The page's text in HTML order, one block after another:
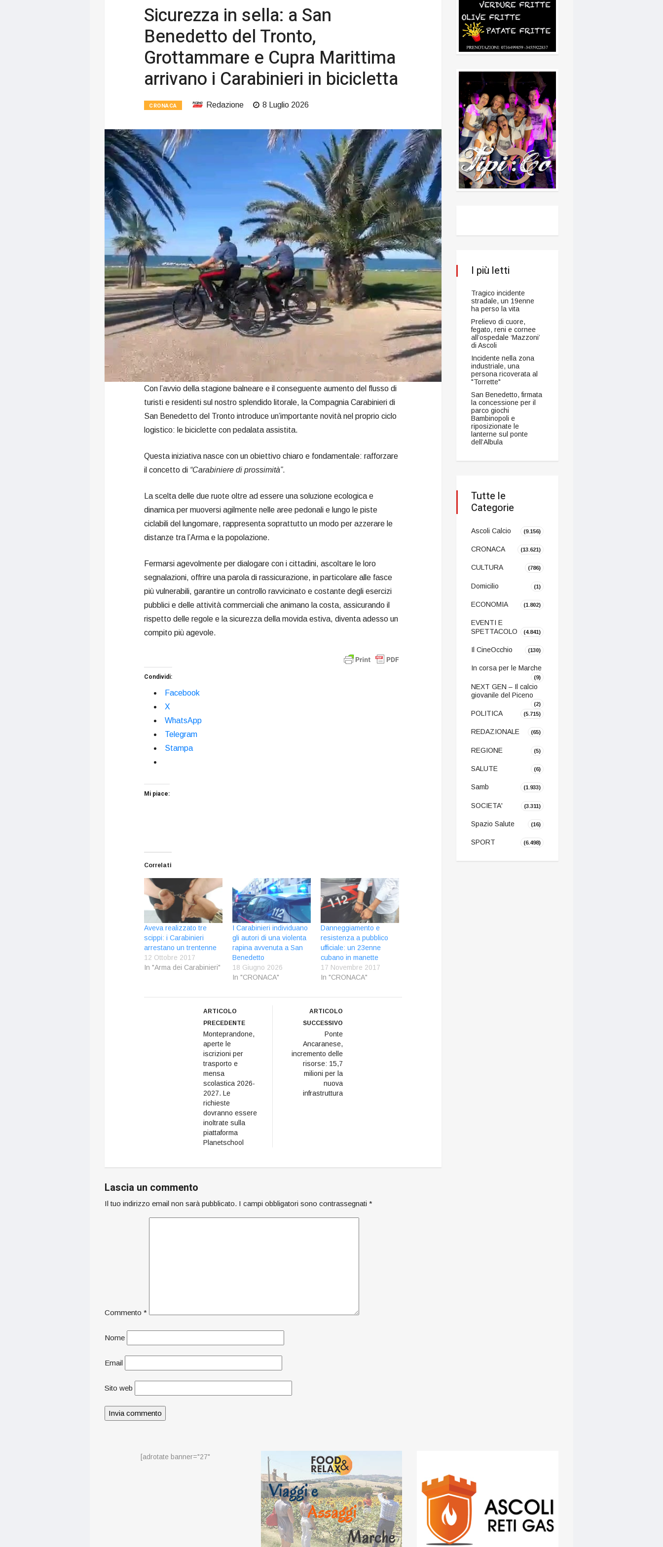
Sicurezza in sella: a San
Benedetto del Tronto,
Grottammare e Cupra Marittima
arrivano i Carabinieri in bicicletta
CRONACA Redazione 8 Luglio 2026
Con l’avvio della stagione balneare e il conseguente aumento del flusso di
turisti e residenti sul nostro splendido litorale, la Compagnia Carabinieri di
San Benedetto del Tronto introduce un’importante novità nel proprio ciclo
logistico: le biciclette con pedalata assistita.
Questa iniziativa nasce con un obiettivo chiaro e fondamentale: rafforzare
il concetto di “Carabiniere di prossimità”.
La scelta delle due ruote oltre ad essere una soluzione ecologica e
dinamica per muoversi agilmente nelle aree pedonali e lungo le piste
ciclabili del lungomare, rappresenta soprattutto un modo per azzerare le
distanze tra l’Arma e la popolazione.
Fermarsi agevolmente per dialogare con i cittadini, ascoltare le loro
segnalazioni, offrire una parola di rassicurazione, in particolare alle fasce
più vulnerabili, garantire un controllo ravvicinato e costante degli esercizi
pubblici e delle attività commerciali che animano la costa, assicurando il
rispetto delle regole e la sicurezza della movida estiva, diventa adesso un
compito più agevole.
Condividi:
Facebook
X
WhatsApp
Telegram
Stampa
Mi piace:
Correlati
Aveva realizzato tre
scippi: i Carabinieri
arrestano un trentenne
12 Ottobre 2017
In "Arma dei Carabinieri"
I Carabinieri individuano
gli autori di una violenta
rapina avvenuta a San
Benedetto
18 Giugno 2026
In "CRONACA"
Danneggiamento e
resistenza a pubblico
ufficiale: un 23enne
cubano in manette
17 Novembre 2017
In "CRONACA"
ARTICOLO
PRECEDENTE
Monteprandone,
aperte le
iscrizioni per
trasporto e
mensa
scolastica 2026-
2027. Le
richieste
dovranno essere
inoltrate sulla
piattaforma
Planetschool
ARTICOLO
SUCCESSIVO
Ponte
Ancaranese,
incremento delle
risorse: 15,7
milioni per la
nuova
infrastruttura
Lascia un commento
Il tuo indirizzo email non sarà pubblicato. I campi obbligatori sono contrassegnati *
Commento *
Nome
Email
Sito web
I più letti
Tragico incidente
stradale, un 19enne
ha perso la vita
Prelievo di cuore,
fegato, reni e cornee
all’ospedale ‘Mazzoni’
di Ascoli
Incidente nella zona
industriale, una
persona ricoverata al
"Torrette"
San Benedetto, firmata
la concessione per il
parco giochi
Bambinopoli e
riposizionate le
lanterne sul ponte
dell’Albula
Tutte le
Categorie
Ascoli Calcio (9.156)
CRONACA (13.621)
CULTURA (786)
Domicilio (1)
ECONOMIA (1.802)
EVENTI E
SPETTACOLO
(4.841)
Il CineOcchio (130)
In corsa per le Marche
(9)
NEXT GEN – Il calcio
giovanile del Piceno
(2)
POLITICA (5.715)
REDAZIONALE (65)
REGIONE (5)
SALUTE (6)
Samb (1.933)
SOCIETA' (3.311)
Spazio Salute (16)
SPORT (6.498)
[adrotate banner="27"